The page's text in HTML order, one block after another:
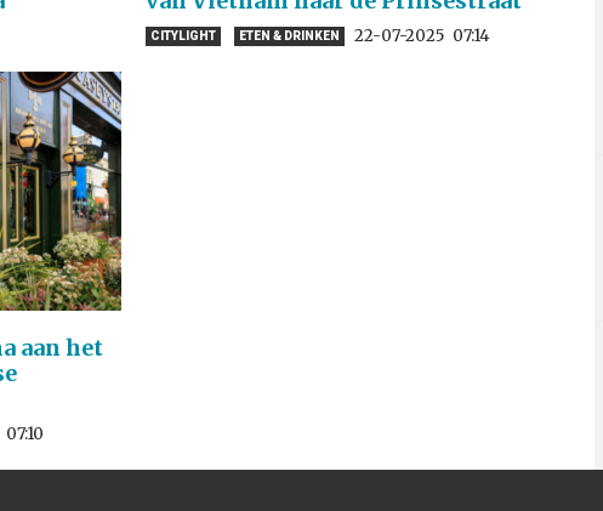
CITYLIGHT ETEN & DRINKEN 22-07-2025 07:14
aan het
07:10